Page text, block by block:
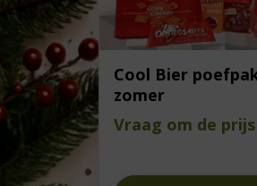
Cool Bier
zomer
Vraag om de prijs